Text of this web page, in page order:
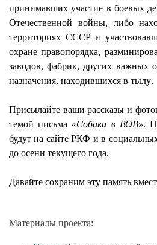
принимавших участие в боевых
Отечественной войны, либо
территориях СССР и
охране правопорядка,
заводов, фабрик, других важных
назначения, находившихся в тылу.
Присылайте ваши рассказы и
темой письма «Собаки в ВОВ».
будут на сайте РКФ и в
до осени текущего года.
Давайте сохраним эту память
Материалы проекта: